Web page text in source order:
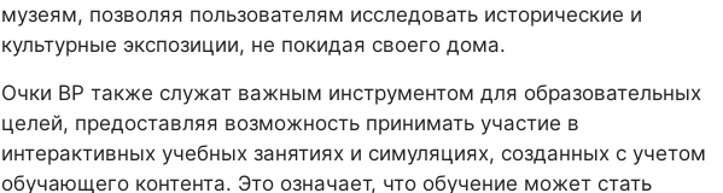
музеям, позволяя пользователям исследовать исторические и
культурные экспозиции, не покидая своего дома.
Очки ВР также служат важным инструментом для образовательных
целей, предоставляя возможность принимать участие в
интерактивных учебных занятиях и симуляциях, созданных с учетом
обучающего контента. Это означает, что обучение может стать